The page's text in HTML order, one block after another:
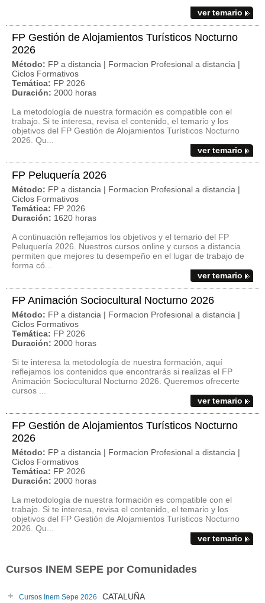
ver temario
FP Gestión de Alojamientos Turísticos Nocturno
2026
Método: FP a distancia | Formacion Profesional a distancia |
Ciclos Formativos
Temática: FP 2026
Duración: 2000 horas
La metodología de nuestra formación es compatible con el
trabajo. Si te interesa, revisa el contenido, el temario y los
objetivos del FP Gestión de Alojamientos Turísticos Nocturno
2026. Qu...
ver temario
FP Peluquería 2026
Método: FP a distancia | Formacion Profesional a distancia |
Ciclos Formativos
Temática: FP 2026
Duración: 1620 horas
A continuación reflejamos los objetivos y el temario del FP
Peluquería 2026. Nuestros cursos online y cursos a distancia
permiten que mejores tu desempeño en el lugar de trabajo de
forma có...
ver temario
FP Animación Sociocultural Nocturno 2026
Método: FP a distancia | Formacion Profesional a distancia |
Ciclos Formativos
Temática: FP 2026
Duración: 2000 horas
Si te interesa la metodología de nuestra formación, aquí
reflejamos los contenidos que encontrarás si realizas el FP
Animación Sociocultural Nocturno 2026. Queremos ofrecerte
cursos ...
ver temario
FP Gestión de Alojamientos Turísticos Nocturno
2026
Método: FP a distancia | Formacion Profesional a distancia |
Ciclos Formativos
Temática: FP 2026
Duración: 2000 horas
La metodología de nuestra formación es compatible con el
trabajo. Si te interesa, revisa el contenido, el temario y los
objetivos del FP Gestión de Alojamientos Turísticos Nocturno
2026. Qu...
ver temario
Cursos INEM SEPE por Comunidades
Cursos Inem Sepe 2026 CATALUÑA